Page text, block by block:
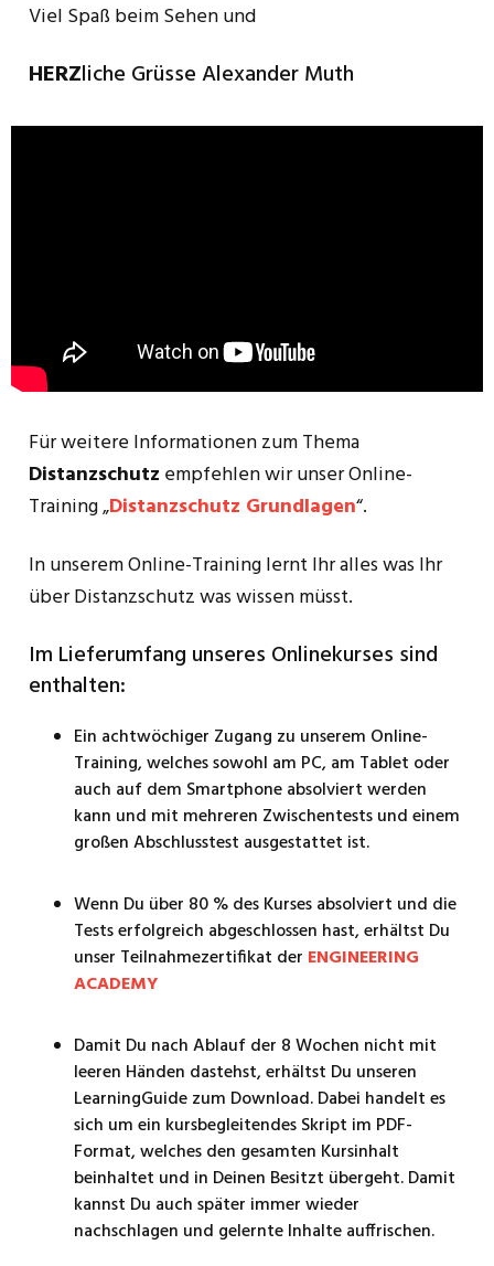
Viel Spaß beim Sehen und
HERZliche Grüsse Alexander Muth
Für weitere Informationen zum Thema
Distanzschutz empfehlen wir unser Online-
Training „Distanzschutz Grundlagen“.
In unserem Online-Training lernt Ihr alles was Ihr
über Distanzschutz was wissen müsst.
Im Lieferumfang unseres Onlinekurses sind
enthalten:
Ein achtwöchiger Zugang zu unserem Online-
Training, welches sowohl am PC, am Tablet oder
auch auf dem Smartphone absolviert werden
kann und mit mehreren Zwischentests und einem
großen Abschlusstest ausgestattet ist.
Wenn Du über 80 % des Kurses absolviert und die
Tests erfolgreich abgeschlossen hast, erhältst Du
unser Teilnahmezertifikat der ENGINEERING
ACADEMY
Damit Du nach Ablauf der 8 Wochen nicht mit
leeren Händen dastehst, erhältst Du unseren
LearningGuide zum Download. Dabei handelt es
sich um ein kursbegleitendes Skript im PDF-
Format, welches den gesamten Kursinhalt
beinhaltet und in Deinen Besitzt übergeht. Damit
kannst Du auch später immer wieder
nachschlagen und gelernte Inhalte auffrischen.